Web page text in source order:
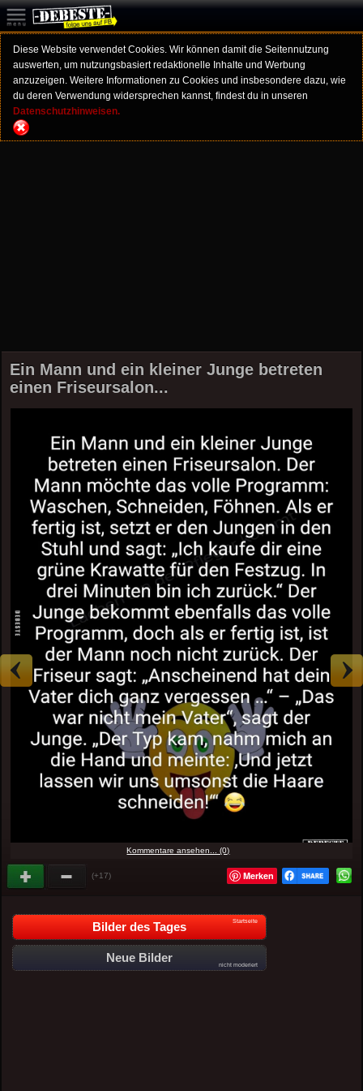
Diese Website verwendet Cookies. Wir können damit die Seitennutzung
auswerten, um nutzungsbasiert redaktionelle Inhalte und Werbung
anzuzeigen. Weitere Informationen zu Cookies und insbesondere dazu, wie
du deren Verwendung widersprechen kannst, findest du in unseren
Datenschutzhinweisen.
Ein Mann und ein kleiner Junge betreten
einen Friseursalon...
Kommentare ansehen... (0)
(+17) Merken
Bilder des Tages Startseite
Neue Bilder
nicht moderiert